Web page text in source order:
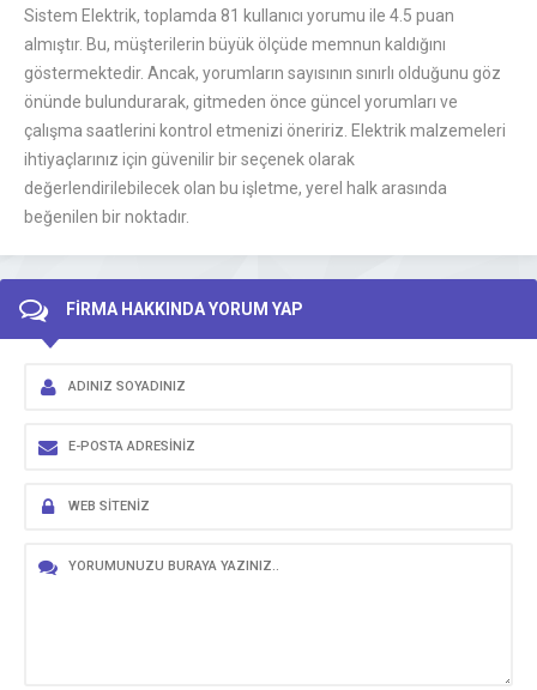
Sistem Elektrik, toplamda 81 kullanıcı yorumu ile 4.5 puan
almıştır. Bu, müşterilerin büyük ölçüde memnun kaldığını
göstermektedir. Ancak, yorumların sayısının sınırlı olduğunu göz
önünde bulundurarak, gitmeden önce güncel yorumları ve
çalışma saatlerini kontrol etmenizi öneririz. Elektrik malzemeleri
ihtiyaçlarınız için güvenilir bir seçenek olarak
değerlendirilebilecek olan bu işletme, yerel halk arasında
beğenilen bir noktadır.
FİRMA HAKKINDA YORUM YAP